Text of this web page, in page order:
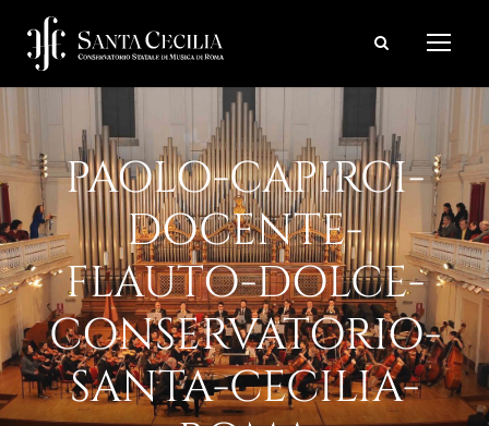
PAOLO-CAPIRCI-
DOCENTE-
FLAUTO-DOLCE-
CONSERVATORIO-
SANTA-CECILIA-